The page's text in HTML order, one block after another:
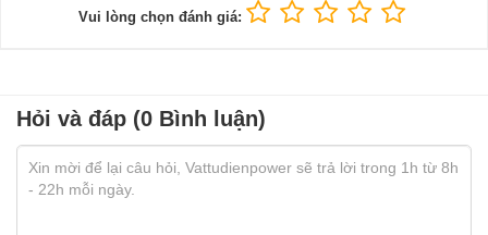
Vui lòng chọn đánh giá:
Hỏi và đáp (0 Bình luận)